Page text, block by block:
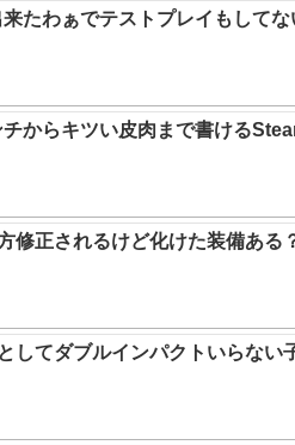
来たわぁでテストプレイもして
チからキツい皮肉まで書ける
修正されるけど化けた装備ある
してダブルインパクトいらない